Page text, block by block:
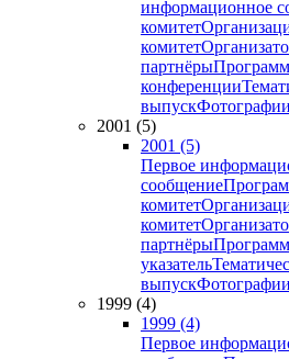
информационное
комитет
комитет
партнёры
конференции
выпускФотографии
2001 (5)
2001 (5)
Первое
сообщение
комитет
комитет
партнёры
указатель
выпускФотографии
1999 (4)
1999 (4)
Первое